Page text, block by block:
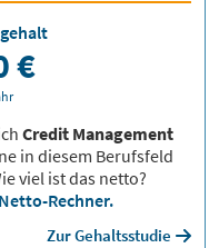
Credit Management
in diesem Berufsfeld
viel ist das netto?
Rechner.
Zur Gehaltsstudie
€